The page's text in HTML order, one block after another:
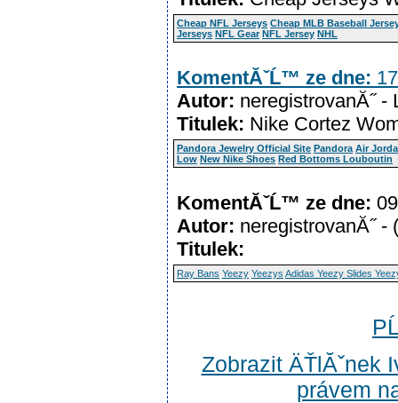
Cheap NFL Jerseys Cheap MLB Baseball
Jerseys NFL Gear NFL Jersey NHL
KomentĂˇĹ™ ze dne:
Autor: neregistrovanĂ˝
Titulek: Nike Cortez
Pandora Jewelry Official Site Pandora Air
Low New Nike Shoes Red Bottoms Louboutin
KomentĂˇĹ™ ze dne:
Autor: neregistrovanĂ˝
Titulek:
Ray Bans Yeezy Yeezys Adidas Yeezy Slides
Zobrazit ÄŤlĂˇnek
právem